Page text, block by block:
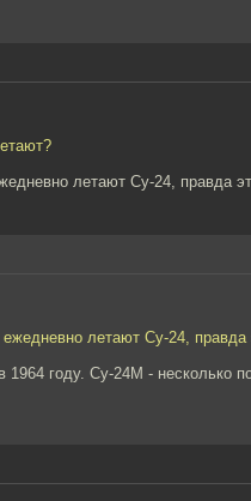
летают Су-24, правда
летают Су-24, правда
1964 году. Су-24М -